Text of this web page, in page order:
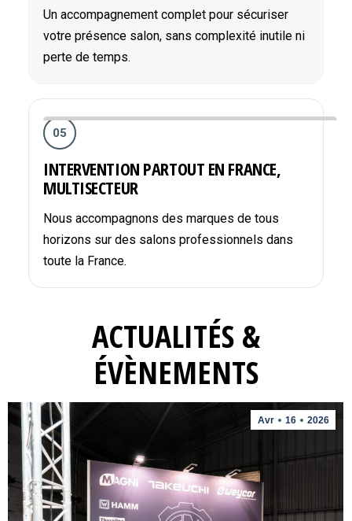
Un accompagnement complet pour sécuriser
votre présence salon, sans complexité inutile ni
perte de temps.
05
INTERVENTION PARTOUT EN FRANCE,
MULTISECTEUR
Nous accompagnons des marques de tous
horizons sur des salons professionnels dans
toute la France.
ACTUALITÉS &
ÉVÈNEMENTS
Avr 16 2026